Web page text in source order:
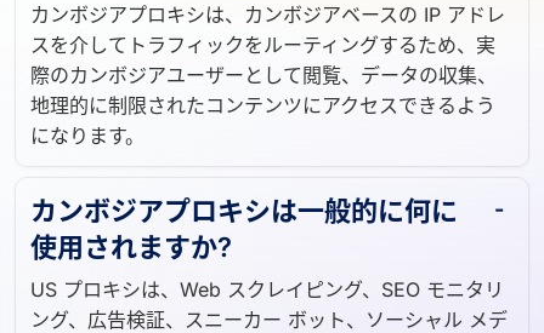
カンボジアプロキシは、カンボジアベースの IP アドレ
スを介してトラフィックをルーティングするため、実
際のカンボジアユーザーとして閲覧、データの収集、
地理的に制限されたコンテンツにアクセスできるよう
になります。
カンボジアプロキシは一般的に何に
使用されますか?
US プロキシは、Web スクレイピング、SEO モニタリ
ング、広告検証、スニーカー ボット、ソーシャル メデ